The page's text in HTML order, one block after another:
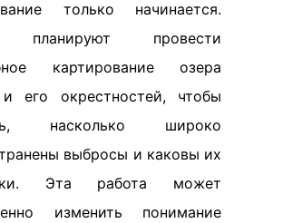
только начинается.
планируют провести
картирование озера
его окрестностей, чтобы
насколько широко
выбросы и каковы их
Эта работа может
изменить понимание